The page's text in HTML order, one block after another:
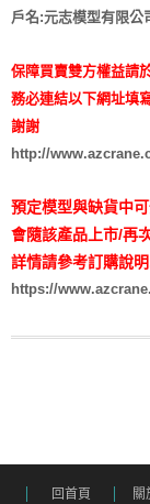
戶名:元志模型有限公
保障買賣雙方權益請
務必連結以下網址填
謝謝
http://
預定模型與缺貨中
會隨該產品上市/再
詳情請參考訂購說
https://
回首頁 關